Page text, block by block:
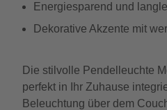
Energiesparend und
Dekorative Akzente mit
Die stilvolle Pendelleuchte
perfekt in Ihr Zuhause
Beleuchtung über dem